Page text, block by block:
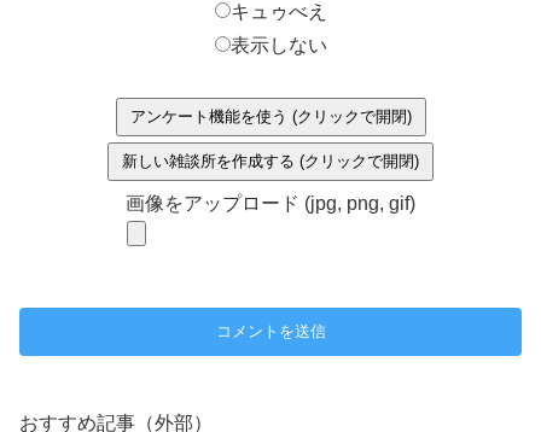
キュゥべえ
表示しない
アンケート機能を使う (クリックで開閉)
新しい雑談所を作成する (クリックで開閉)
画像をアップロード (jpg, png, gif)
おすすめ記事（外部）